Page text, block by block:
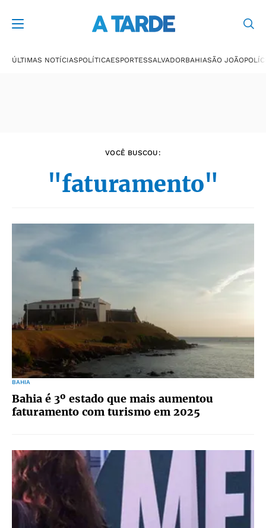
ÚLTIMAS NOTÍCIASPOLÍTICAESPORTESSALVADORBAHIASÃO JOÃO
VOCÊ BUSCOU:
"faturamento"
BAHIA
Bahia é 3º estado que mais aumentou
faturamento com turismo em 2025